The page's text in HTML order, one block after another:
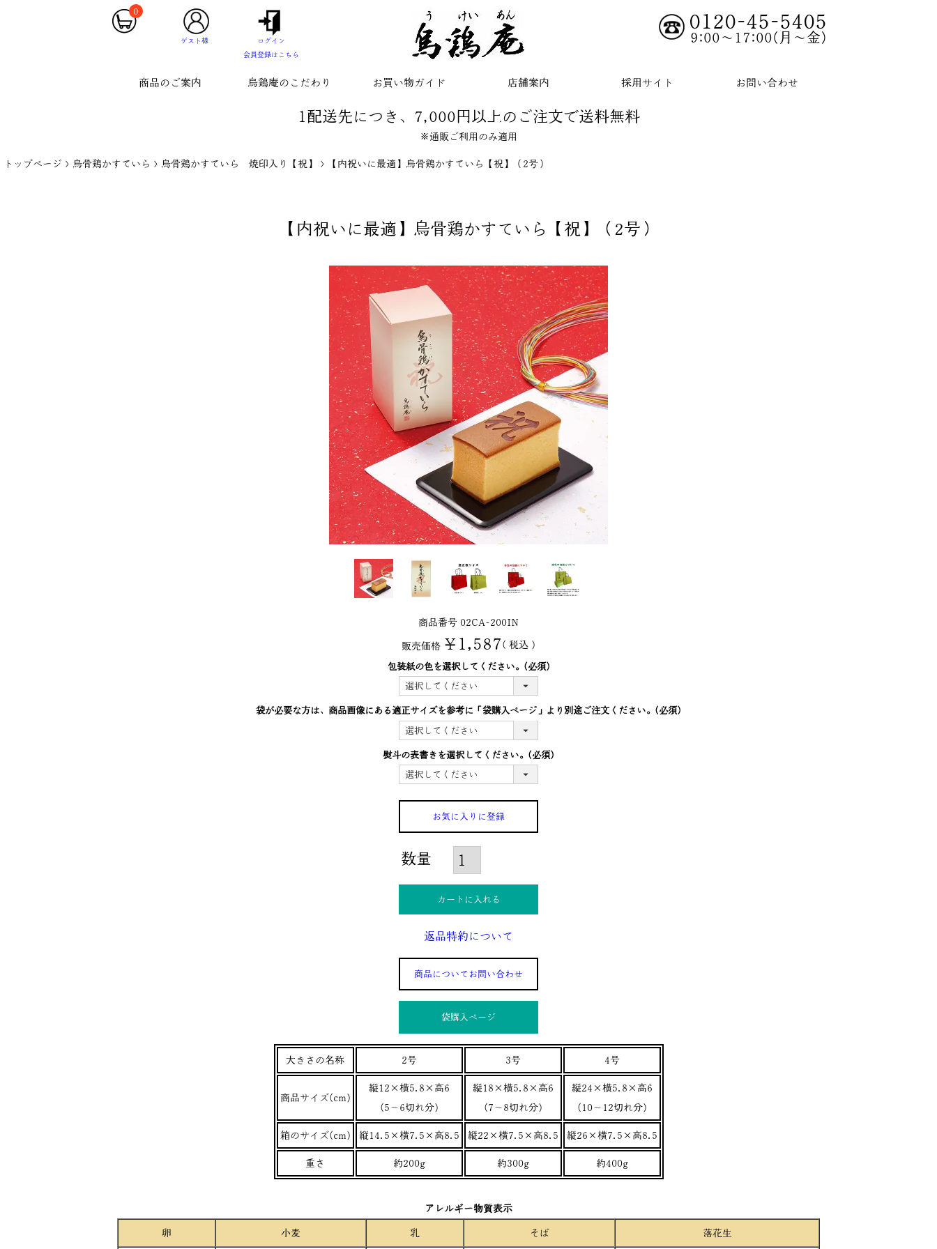
0
ゲスト様
ログイン
会員登録はこちら
0120-45-5405
9:00～17:00(月～金)
商品のご案内 烏鶏庵のこだわり お買い物ガイド 店舗案内 採用サイト お問い合わせ
1配送先につき、7,000円以上のご注文で送料無料
※通販ご利用のみ適用
トップページ 烏骨鶏かすていら 烏骨鶏かすていら 焼印入り【祝】 【内祝いに最適】烏骨鶏かすていら【祝】（2号）
【内祝いに最適】烏骨鶏かすていら【祝】（2号）
商品番号 02CA-200IN
販売価格 ¥ 1,587 税込
包装紙の色を選択してください。 (必須)
袋が必要な方は、商品画像にある適正サイズを参考に「袋購入ぺージ」より別途ご注文ください。 (必須)
熨斗の表書きを選択してください。 (必須)
お気に入りに登録
カートに入れる
返品特約について
商品についてお問い合わせ
袋購入ぺージ
大きさの名称 2号 3号 4号
商品サイズ(cm)
縦12×横5.8×高6
(5～6切れ分)
縦18×横5.8×高6
(7～8切れ分)
縦24×横5.8×高6
(10～12切れ分)
箱のサイズ(cm) 縦14.5×横7.5×高8.5 縦22×横7.5×高8.5 縦26×横7.5×高8.5
重さ 約200g 約300g 約400g
アレルギー物質表示
卵 小麦 乳 そば 落花生